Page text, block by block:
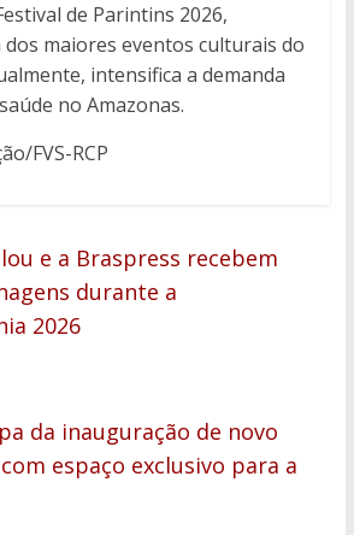
de Parintins 2026,
maiores eventos culturais do
intensifica a demanda
no Amazonas.
FVS-RCP
e a Braspress recebem
durante a
2026
da inauguração de novo
espaço exclusivo para a